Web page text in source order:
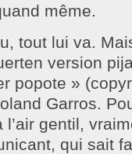
même.
tout lui va.
version
popote »
Garros.
l’air gentil,
qui sait